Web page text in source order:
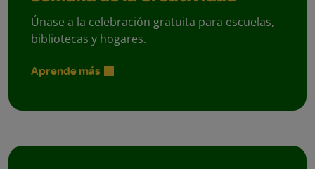
Únase a la celebración gratuita para escuelas,
bibliotecas y hogares.
Aprende más